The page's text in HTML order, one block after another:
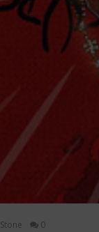
Stone 0